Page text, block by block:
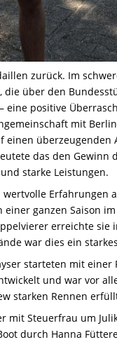
zurück. Im
die über den
eine positive
mit
einen
das den
starke Leistungen.
ganzen Saison
erreichte
war dies ein
starteten mit
und war vor
starken Rennen
mit Steuerfrau um
durch Hanna